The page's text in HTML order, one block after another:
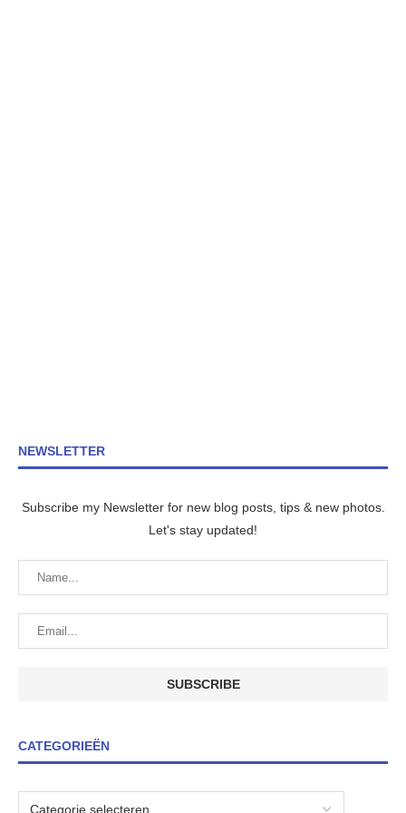
NEWSLETTER
Subscribe my Newsletter for new blog posts, tips & new photos.
Let's stay updated!
CATEGORIEËN